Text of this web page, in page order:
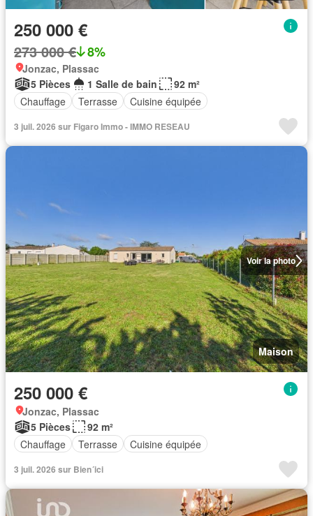
250 000 €
273 000 € 8%
Jonzac, Plassac
5 Pièces
1 Salle de bain
92 m²
Chauffage
Terrasse Cuisine équipée
3 juil. 2026 sur Figaro Immo - IMMO RESEAU
Voir la photo
Maison
250 000 €
Jonzac, Plassac
5 Pièces
92 m²
Chauffage
Terrasse Cuisine équipée
3 juil. 2026 sur Bien´ici